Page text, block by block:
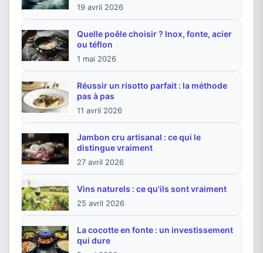
19 avril 2026
Quelle poêle choisir ? Inox, fonte, acier
ou téflon
1 mai 2026
Réussir un risotto parfait : la méthode
pas à pas
11 avril 2026
Jambon cru artisanal : ce qui le
distingue vraiment
27 avril 2026
Vins naturels : ce qu'ils sont vraiment
25 avril 2026
La cocotte en fonte : un investissement
qui dure